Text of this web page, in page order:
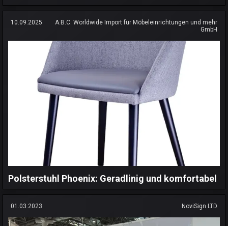
10.09.2025
A.B.C. Worldwide Import für Möbeleinrichtungen und mehr
GmbH
Polsterstuhl Phoenix: Geradlinig und komfortabel
01.03.2023 NoviSign LTD